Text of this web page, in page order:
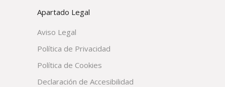
Apartado Legal
Aviso Legal
Política de Privacidad
Política de Cookies
Declaración de Accesibilidad